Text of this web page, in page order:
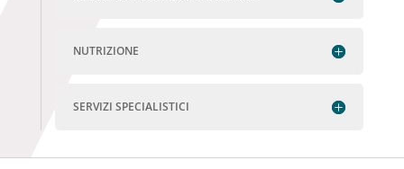
NUTRIZIONE
SERVIZI SPECIALISTICI